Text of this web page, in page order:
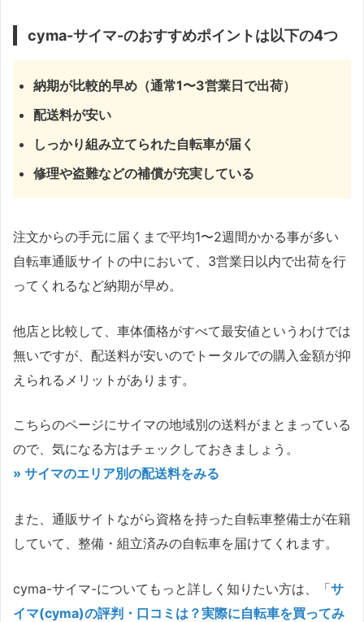
cyma-サイマ-のおすすめポイントは以下の4つ
納期が比較的早め（通常1〜3営業日で出荷）
配送料が安い
しっかり組み立てられた自転車が届く
修理や盗難などの補償が充実している
注文からの手元に届くまで平均1〜2週間かかる事が多い
自転車通販サイトの中において、3営業日以内で出荷を行
ってくれるなど納期が早め。
他店と比較して、車体価格がすべて最安値というわけでは
無いですが、配送料が安いのでトータルでの購入金額が抑
えられるメリットがあります。
こちらのページにサイマの地域別の送料がまとまっている
ので、気になる方はチェックしておきましょう。
» サイマのエリア別の配送料をみる
また、通販サイトながら資格を持った自転車整備士が在籍
していて、整備・組立済みの自転車を届けてくれます。
cyma-サイマ-についてもっと詳しく知りたい方は、「サ
イマ(cyma)の評判・口コミは？実際に自転車を買ってみ